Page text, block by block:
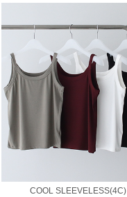
COOL SLEEVELESS(4C)